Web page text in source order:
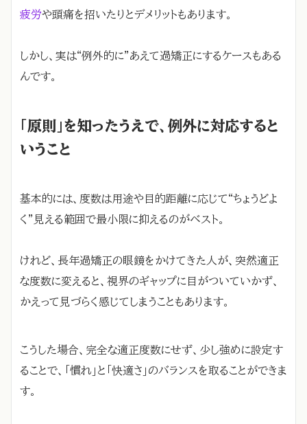
疲労や頭痛を招いたりとデメリットもあります。
しかし、実は“例外的に”あえて過矯正にするケースもある
んです。
「原則」を知ったうえで、例外に対応すると
いうこと
基本的には、度数は用途や目的距離に応じて“ちょうどよ
く”見える範囲で最小限に抑えるのがベスト。
けれど、長年過矯正の眼鏡をかけてきた人が、突然適正
な度数に変えると、視界のギャップに目がついていかず、
かえって見づらく感じてしまうこともあります。
こうした場合、完全な適正度数にせず、少し強めに設定す
ることで、「慣れ」と「快適さ」のバランスを取ることができま
す。